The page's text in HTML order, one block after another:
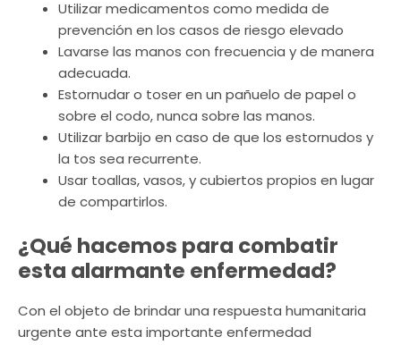
Utilizar medicamentos como medida de
prevención en los casos de riesgo elevado
Lavarse las manos con frecuencia y de manera
adecuada.
Estornudar o toser en un pañuelo de papel o
sobre el codo, nunca sobre las manos.
Utilizar barbijo en caso de que los estornudos y
la tos sea recurrente.
Usar toallas, vasos, y cubiertos propios en lugar
de compartirlos.
¿Qué hacemos para combatir
esta alarmante enfermedad?
Con el objeto de brindar una respuesta humanitaria
urgente ante esta importante enfermedad